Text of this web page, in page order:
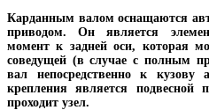
Карданным валом оснащаются
приводом. Он является
момент к задней оси, которая
соведущей (в случае с полным
вал непосредственно к кузову
крепления является
проходит узел.